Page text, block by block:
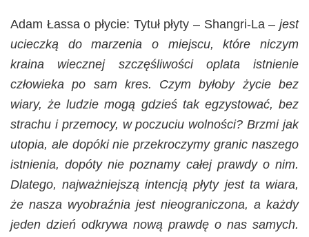
Adam Łassa o płycie: Tytuł płyty – Shangri-La – jest
ucieczką do marzenia o miejscu, które niczym
kraina wiecznej szczęśliwości oplata istnienie
człowieka po sam kres. Czym byłoby życie bez
wiary, że ludzie mogą gdzieś tak egzystować, bez
strachu i przemocy, w poczuciu wolności? Brzmi jak
utopia, ale dopóki nie przekroczymy granic naszego
istnienia, dopóty nie poznamy całej prawdy o nim.
Dlatego, najważniejszą intencją płyty jest ta wiara,
że nasza wyobraźnia jest nieograniczona, a każdy
jeden dzień odkrywa nową prawdę o nas samych.